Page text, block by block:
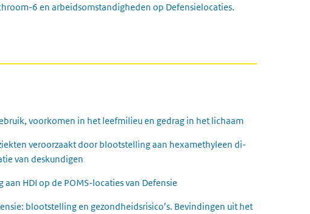
6 en arbeidsomstandigheden op Defensielocaties.
voorkomen in het leefmilieu en gedrag in het lichaam
veroorzaakt door blootstelling aan hexamethyleen di-
van deskundigen
HDI op de POMS-locaties van Defensie
blootstelling en gezondheidsrisico’s. Bevindingen uit het